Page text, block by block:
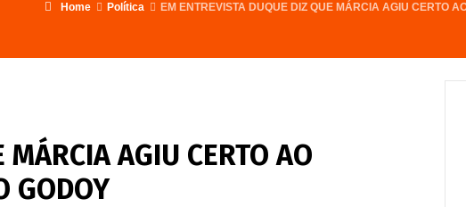
Home Política EM ENTREVISTA DUQUE DIZ QUE MÁRCIA AGIU CERTO
AGIU CERTO AO
GODOY